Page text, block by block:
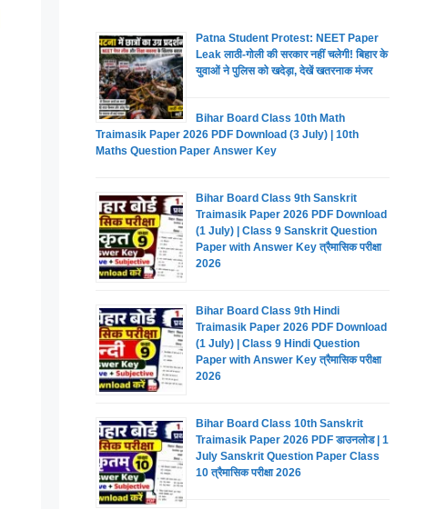
Patna Student Protest: NEET Paper
Leak लाठी-गोली की सरकार नहीं चलेगी! बिहार के
युवाओं ने पुलिस को खदेड़ा, देखें खतरनाक मंजर
Bihar Board Class 10th Math
Traimasik Paper 2026 PDF Download (3 July) | 10th
Maths Question Paper Answer Key
Bihar Board Class 9th Sanskrit
Traimasik Paper 2026 PDF Download
(1 July) | Class 9 Sanskrit Question
Paper with Answer Key त्रैमासिक परीक्षा
2026
Bihar Board Class 9th Hindi
Traimasik Paper 2026 PDF Download
(1 July) | Class 9 Hindi Question
Paper with Answer Key त्रैमासिक परीक्षा
2026
Bihar Board Class 10th Sanskrit
Traimasik Paper 2026 PDF डाउनलोड | 1
July Sanskrit Question Paper Class
10 त्रैमासिक परीक्षा 2026